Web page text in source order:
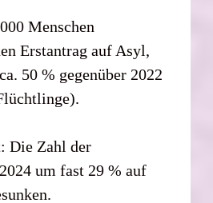
Menschen
Erstantrag auf Asyl,
50 % gegenüber 2022
Die Zahl der
um fast 29 % auf